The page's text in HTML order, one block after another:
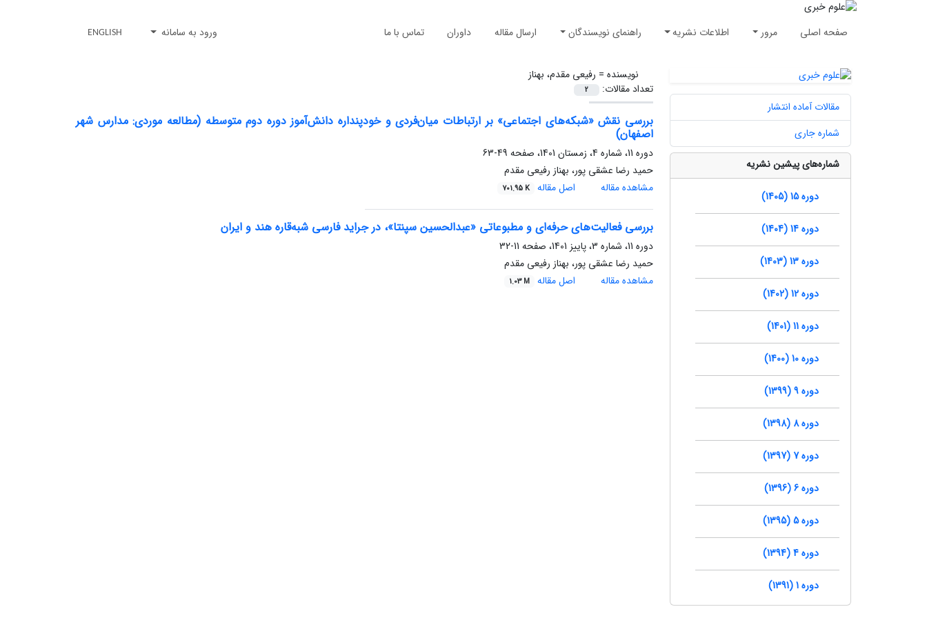
صفحه اصلی مرور اطلاعات نشریه راهنمای نویسندگان ارسال مقاله داوران تماس با ما ورود به سامانه ENGLISH
نویسنده = رفیعی مقدم، بهناز
تعداد مقالات:
2
بررسی نقش «شبکه‌های اجتماعی» بر ارتباطات میان‌فردی و خودپنداره دانش‌آموز دوره دوم متوسطه (مطالعه موردی: مدارس شهر
اصفهان)
دوره 11، شماره 4، زمستان 1401، صفحه
49-63
حمید رضا عشقی پور، بهناز رفیعی مقدم
مشاهده مقاله
اصل مقاله 701.95 K
بررسی فعالیت‌های حرفه‌ای و مطبوعاتی «عبدالحسین سپنتا»، در جراید فارسی شبه‌قاره هند و ایران
دوره 11، شماره 3، پاییز 1401، صفحه
11-32
حمید رضا عشقی پور، بهناز رفیعی مقدم
مشاهده مقاله
اصل مقاله 1.03 M
مقالات آماده انتشار
شماره جاری
شماره‌های پیشین نشریه
دوره 15 (1405)
دوره 14 (1404)
دوره 13 (1403)
دوره 12 (1402)
دوره 11 (1401)
دوره 10 (1400)
دوره 9 (1399)
دوره 8 (1398)
دوره 7 (1397)
دوره 6 (1396)
دوره 5 (1395)
دوره 4 (1394)
دوره 1 (1391)